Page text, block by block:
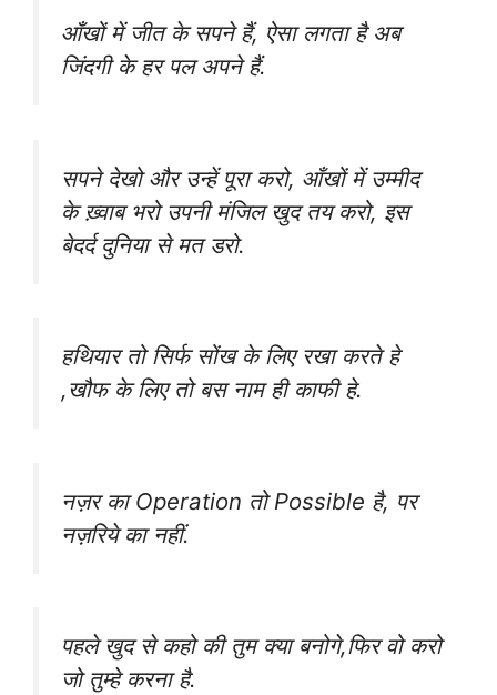
आँखों में जीत के सपने हैं, ऐसा लगता है अब
जिंदगी के हर पल अपने हैं.
सपने देखो और उन्हें पूरा करो, आँखों में उम्मीद
के ख़्वाब भरो उपनी मंजिल खुद तय करो, इस
बेदर्द दुनिया से मत डरो.
हथियार तो सिर्फ सोंख के लिए रखा करते हे
,खौफ के लिए तो बस नाम ही काफी हे.
नज़र का Operation तो Possible है, पर
नज़रिये का नहीं.
पहले खुद से कहो की तुम क्या बनोगे,फिर वो करो
जो तुम्हे करना है.